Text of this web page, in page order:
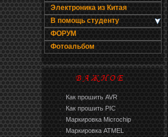
Электроника из Китая
В помощь студенту
ФОРУМ
Фотоальбом
· Как прошить AVR
· Как прошить PIC
· Маркировка Microchip
· Маркировка ATMEL